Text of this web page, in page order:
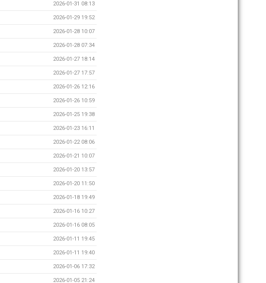
2026-01-31 08:13
2026-01-29 19:52
2026-01-28 10:07
2026-01-28 07:34
2026-01-27 18:14
2026-01-27 17:57
2026-01-26 12:16
2026-01-26 10:59
2026-01-25 19:38
2026-01-23 16:11
2026-01-22 08:06
2026-01-21 10:07
2026-01-20 13:57
2026-01-20 11:50
2026-01-18 19:49
2026-01-16 10:27
2026-01-16 08:05
2026-01-11 19:45
2026-01-11 19:40
2026-01-06 17:32
2026-01-05 21:24